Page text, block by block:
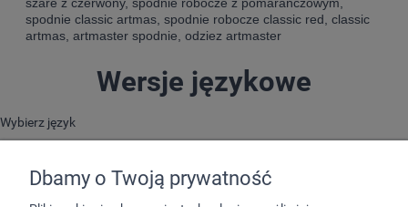
szare z czerwony, spodnie robocze z pomarańczowym,
spodnie classic artmas, spodnie robocze classic red, classic
artmas, artmaster spodnie, odziez artmaster
Wersje językowe
Wybierz język
Dbamy o Twoją prywatność